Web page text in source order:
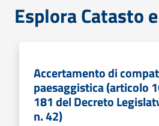
Esplora Catasto
Accertamento di
paesaggistica (articolo
181 del Decreto
n. 42)